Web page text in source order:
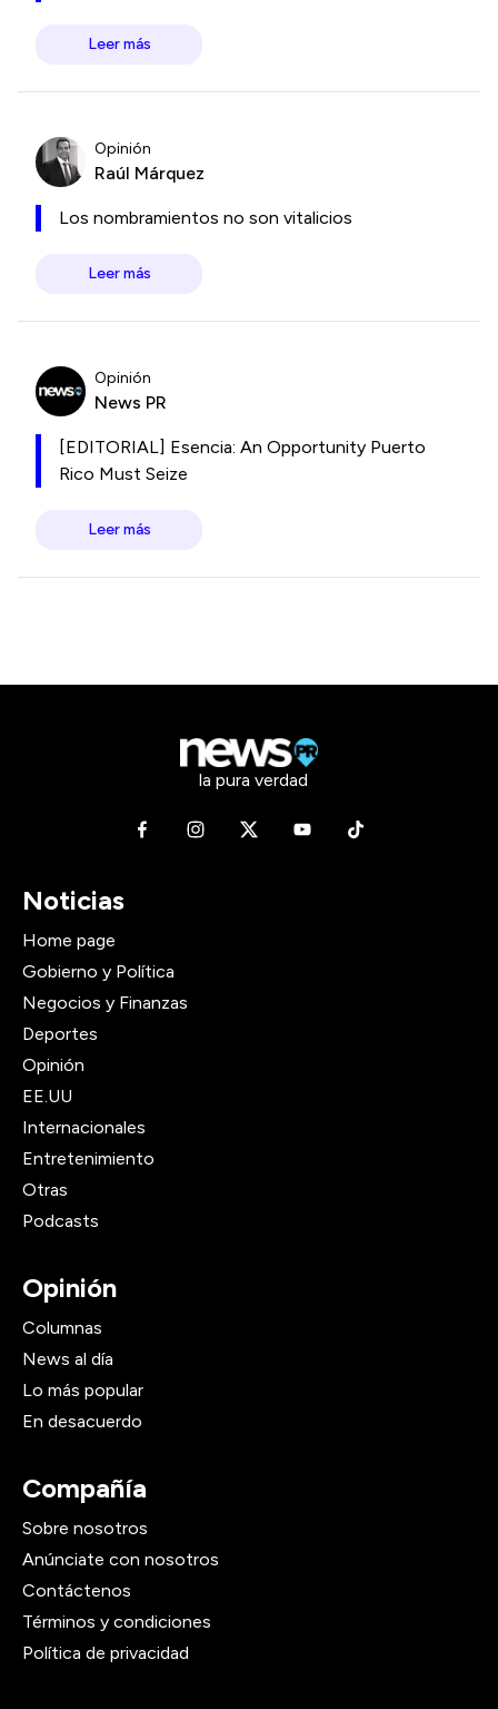
Leer más
Opinión
Raúl Márquez
Los nombramientos no son vitalicios
Leer más
Opinión
News PR
[EDITORIAL] Esencia: An Opportunity Puerto
Rico Must Seize
Leer más
la pura verdad
Noticias
Home page
Gobierno y Política
Negocios y Finanzas
Deportes
Opinión
EE.UU
Internacionales
Entretenimiento
Otras
Podcasts
Opinión
Columnas
News al día
Lo más popular
En desacuerdo
Compañía
Sobre nosotros
Anúnciate con nosotros
Contáctenos
Términos y condiciones
Política de privacidad